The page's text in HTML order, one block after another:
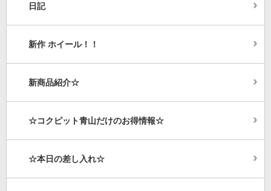
日記
新作 ホイール！！
新商品紹介☆
☆コクピット青山だけのお得情報☆
☆本日の差し入れ☆